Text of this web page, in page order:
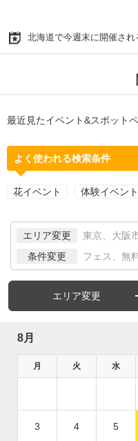
北海道で今週末に開催さ
最近見たイベント&スポット
よく使われる検索条件
花イベント 体験イベント
エリア変更 東京、大阪
条件変更 フェス、無
エリア変更
8月
月 火 水
3 4 5